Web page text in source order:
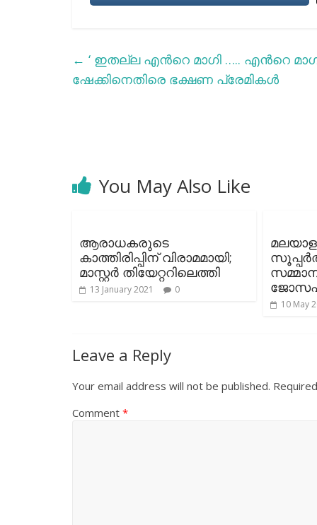
← ‘ ഇതല്ല എന്‍റെ മാഗി ….. എന്‍റെ
ഷേക്കിനെതിരെ ഭക്ഷണ പ്രേമികള്‍
You May Also Like
ആരാധകരുടെ
കാത്തിരിപ്പിന് വിരാമമായി;
മാസ്റ്റര്‍ തിയേറ്ററിലെത്തി
13 January 2021 0
10 May
Leave a Reply
Your email address will not be published.
Comment *